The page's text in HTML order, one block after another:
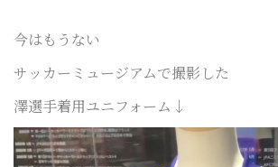
今はもうない
サッカーミュージアムで撮影した
澤選手着用ユニフォーム↓